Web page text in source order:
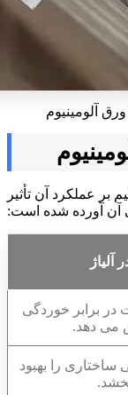
مستقیم بر عملکرد آن تأثیر
آن آورده شده است:
آلیاژ
برابر خوردگی
می دهد.
ساختاری را بهبود